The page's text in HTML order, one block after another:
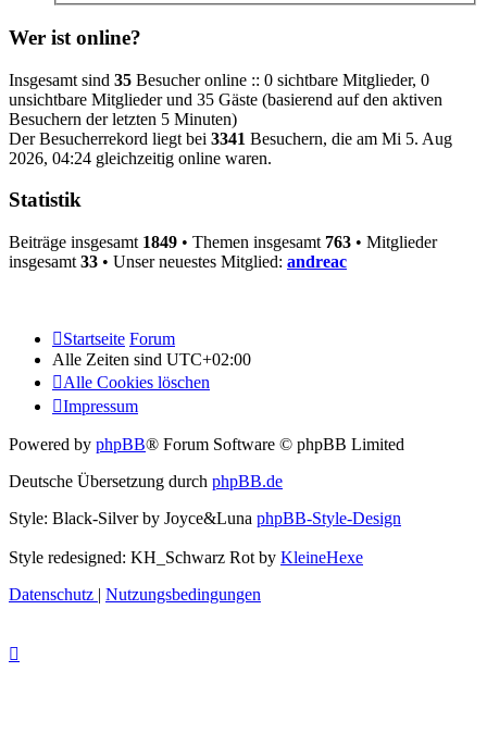
Wer ist online?
Insgesamt sind 35 Besucher online :: 0 sichtbare Mitglieder, 0
unsichtbare Mitglieder und 35 Gäste (basierend auf den aktiven
Besuchern der letzten 5 Minuten)
Der Besucherrekord liegt bei 3341 Besuchern, die am Mi 5. Aug
2026, 04:24 gleichzeitig online waren.
Statistik
Beiträge insgesamt 1849 • Themen insgesamt 763 • Mitglieder
insgesamt 33 • Unser neuestes Mitglied: andreac
Startseite Forum
Alle Zeiten sind UTC+02:00
Alle Cookies löschen
Impressum
Powered by phpBB® Forum Software © phpBB Limited
Deutsche Übersetzung durch phpBB.de
Style: Black-Silver by Joyce&Luna phpBB-Style-Design
Style redesigned: KH_Schwarz Rot by KleineHexe
Datenschutz | Nutzungsbedingungen